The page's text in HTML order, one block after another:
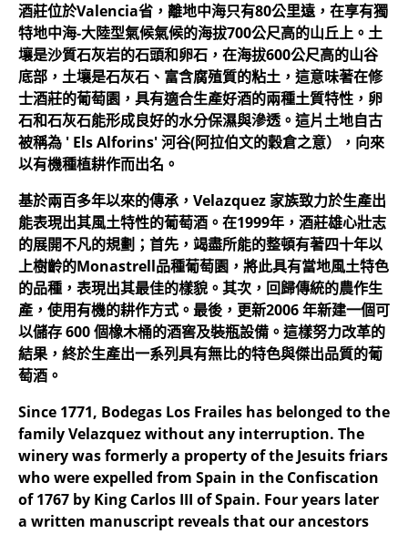
酒莊位於Valencia省，離地中海只有80公里遠，在享有獨
特地中海-大陸型氣候氣候的海拔700公尺高的山丘上。土
壤是沙質石灰岩的石頭和卵石，在海拔600公尺高的山谷
底部，土壤是石灰石、富含腐殖質的粘土，這意味著在修
士酒莊的葡萄園，具有適合生產好酒的兩種土質特性，卵
石和石灰石能形成良好的水分保濕與滲透。這片土地自古
被稱為 ' Els Alforins' 河谷(阿拉伯文的穀倉之意），向來
以有機種植耕作而出名。
基於兩百多年以來的傳承，Velazquez 家族致力於生產出
能表現出其風土特性的葡萄酒。在1999年，酒莊雄心壯志
的展開不凡的規劃；首先，竭盡所能的整頓有著四十年以
上樹齡的Monastrell品種葡萄園，將此具有當地風土特色
的品種，表現出其最佳的樣貌。其次，回歸傳統的農作生
產，使用有機的耕作方式。最後，更新2006 年新建一個可
以儲存 600 個橡木桶的酒窖及裝瓶設備。這樣努力改革的
結果，終於生產出一系列具有無比的特色與傑出品質的葡
萄酒。
Since 1771, Bodegas Los Frailes has belonged to the
family Velazquez without any interruption. The
winery was formerly a property of the Jesuits friars
who were expelled from Spain in the Confiscation
of 1767 by King Carlos III of Spain. Four years later
a written manuscript reveals that our ancestors